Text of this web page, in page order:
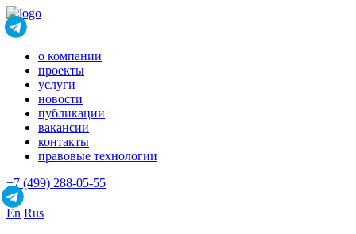
о компании
проекты
услуги
новости
публикации
вакансии
контакты
правовые технологии
+7 (499) 288-05-55
En Rus